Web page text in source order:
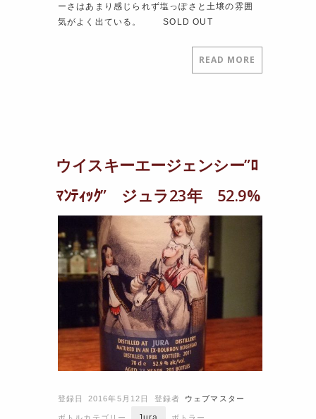
ーさはあまり感じられず塩っぽさと土壌の雰囲
気がよく出ている。 SOLD OUT
READ MORE
ウイスキーエージェンシー”ﾛ
ﾏﾝﾃｨｯｸ” ジュラ23年 52.9%
登録日 2016年5月12日 登録者 ウェブマスター